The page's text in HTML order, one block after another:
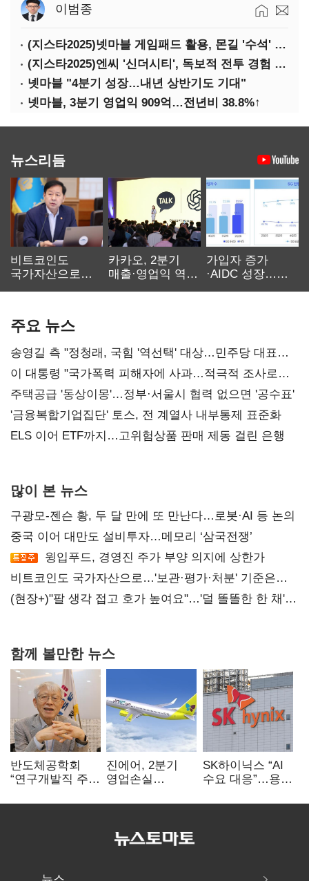
이범종
(지스타2025)넷마블 게임패드 활용, 몬길 '수석' 7대죄 '차석'
(지스타2025)엔씨 '신더시티', 독보적 전투 경험 필요
넷마블 "4분기 성장…내년 상반기도 기대"
넷마블, 3분기 영업익 909억…전년비 38.8%↑
뉴스리듬
비트코인도
국가자산으로…'
카카오, 2분기
매출·영업익 역대
가입자 증가
·AIDC 성장…
주요 뉴스
송영길 측 "정청래, 국힘 '역선택' 대상…민주당 대표로
총선 지휘 못해"
이 대통령 "국가폭력 피해자에 사과…적극적 조사로
진실 밝혀야"
주택공급 '동상이몽'…정부·서울시 협력 없으면 '공수표'
'금융복합기업집단' 토스, 전 계열사 내부통제 표준화
ELS 이어 ETF까지…고위험상품 판매 제동 걸린 은행
많이 본 뉴스
구광모-젠슨 황, 두 달 만에 또 만난다…로봇·AI 등 논의
중국 이어 대만도 설비투자…메모리 ‘삼국전쟁’
윙입푸드, 경영진 주가 부양 의지에 상한가
비트코인도 국가자산으로…'보관·평가·처분' 기준은
숙제
(현장+)"팔 생각 접고 호가 높여요"…'덜 똘똘한 한 채'
함께 볼만한 뉴스
반도체공학회
“연구개발직 주
개선해야”
진에어, 2분기
영업손실
상승 여파
SK하이닉스 “AI
수요 대응”…용인
투자